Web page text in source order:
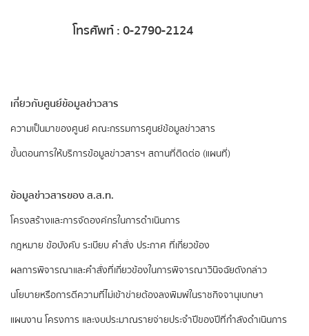
โทรศัพท์ : 0-2790-2124
เกี่ยวกับศูนย์ข้อมูลข่าวสาร
ความเป็นมาของศูนย์ คณะกรรมการศูนย์ข้อมูลข่าวสาร
ขั้นตอนการให้บริการข้อมูลข่าวสารฯ สถานที่ติดต่อ (แผนที่)
ข้อมูลข่าวสารของ ส.ส.ท.
​โครงสร้างและการจัดองค์กรในการดำเนินการ
กฎหมาย ข้อบังคับ ระเบียบ คำสั่ง ประกาศ ที่เกี่ยวข้อง
ผลการพิจารณาและคำสั่งที่เกี่ยวข้องในการพิจารณาวินิจฉัยดังกล่าว
นโยบายหรือการตีความที่ไม่เข้าข่ายต้องลงพิมพ์ในราชกิจจานุเบกษา
แผนงาน โครงการ และงบประมาณรายจ่ายประจำปีของปีที่กำลังดำเนินการ